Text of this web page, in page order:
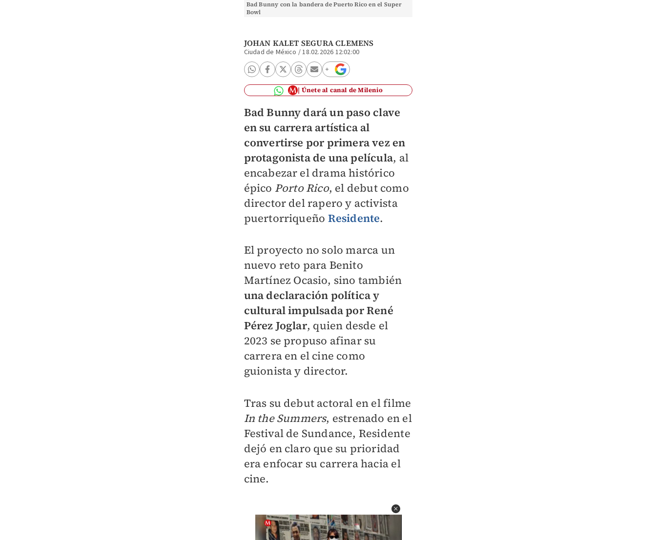
Bad Bunny con la bandera de Puerto Rico en el Super
Bowl
JOHAN KALET SEGURA CLEMENS
Ciudad de México /18.02.2026 12:02:00
Únete al canal de Milenio
Bad Bunny dará un paso clave
en su carrera artística al
convertirse por primera vez en
protagonista de una película, al
encabezar el drama histórico
épico Porto Rico, el debut como
director del rapero y activista
puertorriqueño Residente.
El proyecto no solo marca un
nuevo reto para Benito
Martínez Ocasio, sino también
una declaración política y
cultural impulsada por René
Pérez Joglar, quien desde el
2023 se propuso afinar su
carrera en el cine como
guionista y director.
Tras su debut actoral en el filme
In the Summers, estrenado en el
Festival de Sundance, Residente
dejó en claro que su prioridad
era enfocar su carrera hacia el
cine.